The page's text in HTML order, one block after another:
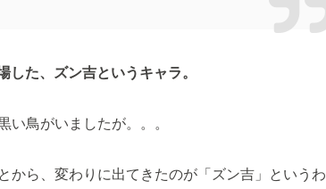
た、ズン吉というキャラ。
い鳥がいましたが。。。
から、変わりに出てきたのが「ズン吉」というわ